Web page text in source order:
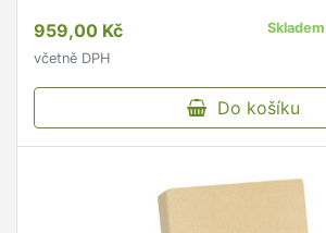
uzávěry dodržujte …
959,00 Kč
včetně DPH
Do košíku